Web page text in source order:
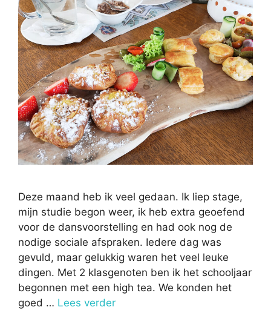
Deze maand heb ik veel gedaan. Ik liep stage,
mijn studie begon weer, ik heb extra geoefend
voor de dansvoorstelling en had ook nog de
nodige sociale afspraken. Iedere dag was
gevuld, maar gelukkig waren het veel leuke
dingen. Met 2 klasgenoten ben ik het schooljaar
begonnen met een high tea. We konden het
goed … Lees verder